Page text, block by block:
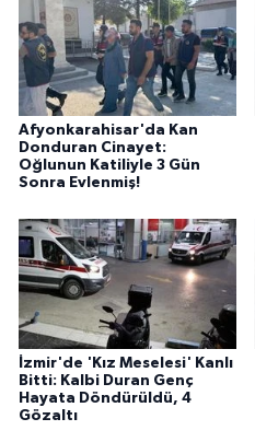
Afyonkarahisar'da Kan
Donduran Cinayet:
Oğlunun Katiliyle 3 Gün
Sonra Evlenmiş!
İzmir'de 'Kız Meselesi' Kanlı
Bitti: Kalbi Duran Genç
Hayata Döndürüldü, 4
Gözaltı